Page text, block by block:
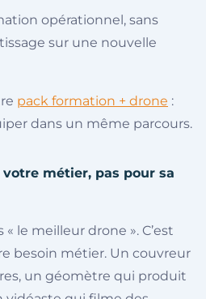
opérationnel, sans
sur une nouvelle
pack formation + drone :
dans un même parcours.
métier, pas pour sa
le meilleur drone ». C’est
besoin métier. Un couvreur
un géomètre qui produit